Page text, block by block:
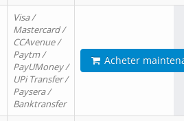
Visa /
Mastercard /
CCAvenue /
Paytm /
PayUMoney /
UPi Transfer /
Paysera /
Banktransfer
Acheter